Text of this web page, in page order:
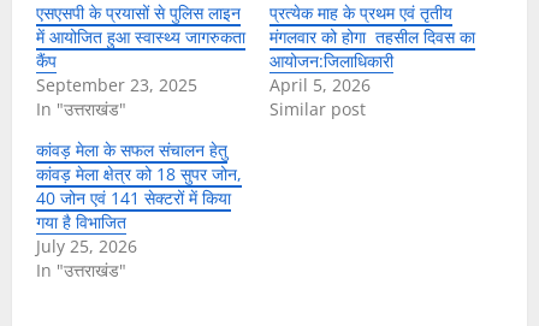
एसएसपी के प्रयासों से पुलिस लाइन
में आयोजित हुआ स्वास्थ्य जागरुकता
कैंप
September 23, 2025
In "उत्तराखंड"
प्रत्येक माह के प्रथम एवं तृतीय
मंगलवार को होगा तहसील दिवस का
आयोजन:जिलाधिकारी
April 5, 2026
Similar post
कांवड़ मेला के सफल संचालन हेतु
कांवड़ मेला क्षेत्र को 18 सुपर जोन,
40 जोन एवं 141 सेक्टरों में किया
गया है विभाजित
July 25, 2026
In "उत्तराखंड"